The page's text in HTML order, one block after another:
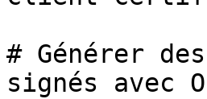
# Générer
signés avec